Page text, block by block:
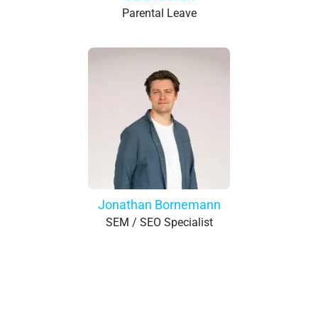
Parental Leave
Jonathan Bornemann
SEM / SEO Specialist